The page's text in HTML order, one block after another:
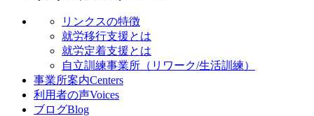
リンクスの特徴
就労移行支援とは
就労定着支援とは
自立訓練事業所（リワーク/生活訓練）
事業所案内Centers
利用者の声Voices
ブログBlog